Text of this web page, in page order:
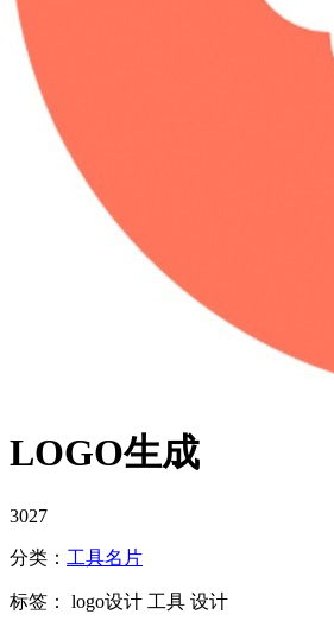
LOGO生成
3027
分类： 工具名片
标签： logo设计 工具 设计